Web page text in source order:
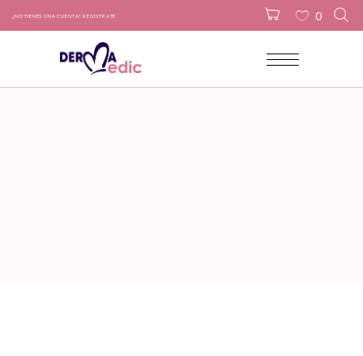
¿NO TIENES UNA CUENTA? REGÍSTRATE
No products in the cart.
0